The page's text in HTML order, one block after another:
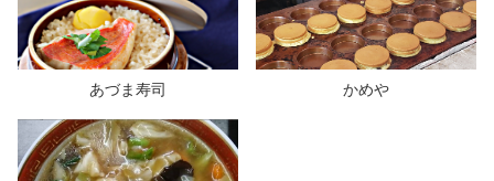
あづま寿司 かめや